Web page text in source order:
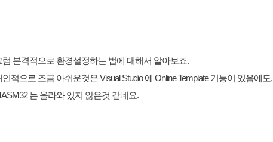
럼 본격적으로 환경설정하는 법에 대해서 알아보죠.
인적으로 조금 아쉬운것은 Visual Studio 에 Online Template 기능이 있음에도,
는 올라와 있지 않은것 같네요.